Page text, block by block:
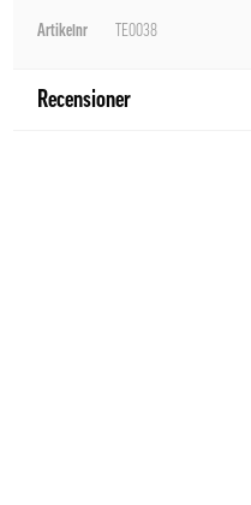
Artikelnr TE0038
Recensioner